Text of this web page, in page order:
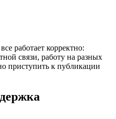
работает корректно:
связи, работу на разных
приступить к публикации